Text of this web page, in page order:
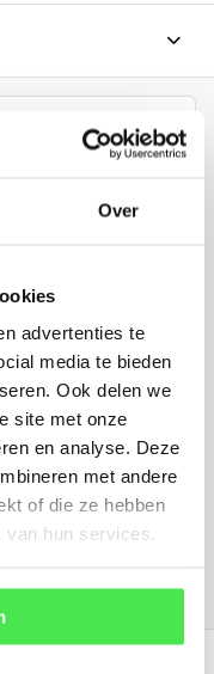
Over
advertenties te
media te bieden
Ook delen we
site met onze
en analyse. Deze
met andere
of die ze hebben
van hun services.
maat er niet
dan
Stuur ons
en
ziet? We
bereikbaar)